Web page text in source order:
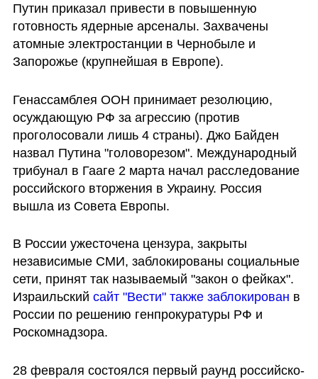
Путин приказал привести в повышенную
готовность ядерные арсеналы. Захвачены
атомные электростанции в Чернобыле и
Запорожье (крупнейшая в Европе).
Генассамблея ООН принимает резолюцию,
осуждающую РФ за агрессию (против
проголосовали лишь 4 страны). Джо Байден
назвал Путина "головорезом". Международный
трибунал в Гааге 2 марта начал расследование
российского вторжения в Украину. Россия
вышла из Совета Европы.
В России ужесточена цензура, закрыты
независимые СМИ, заблокированы социальные
сети, принят так называемый "закон о фейках".
Израильский сайт "Вести" также заблокирован в
России по решению генпрокуратуры РФ и
Роскомнадзора.
28 февраля состоялся первый раунд российско-